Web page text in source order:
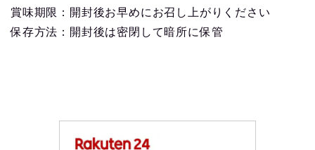
賞味期限：開封後お早めにお召し上がりください
保存方法：開封後は密閉して暗所に保管